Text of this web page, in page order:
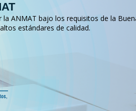
ANMAT bajo los requisitos de la
estándares de calidad.